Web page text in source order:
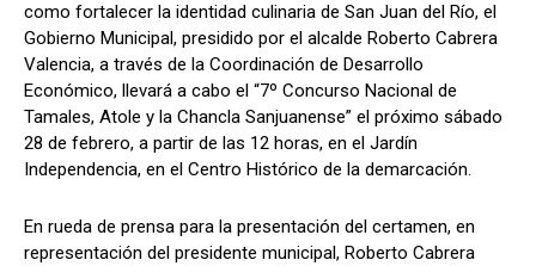
como fortalecer la identidad culinaria de San Juan del Río, el
Gobierno Municipal, presidido por el alcalde Roberto Cabrera
Valencia, a través de la Coordinación de Desarrollo
Económico, llevará a cabo el “7º Concurso Nacional de
Tamales, Atole y la Chancla Sanjuanense” el próximo sábado
28 de febrero, a partir de las 12 horas, en el Jardín
Independencia, en el Centro Histórico de la demarcación.
En rueda de prensa para la presentación del certamen, en
representación del presidente municipal, Roberto Cabrera